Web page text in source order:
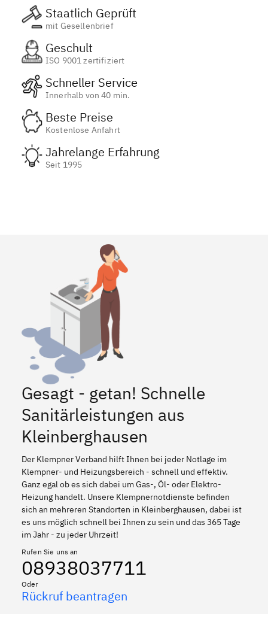
Staatlich Geprüft
mit Gesellenbrief
Geschult
ISO 9001 zertifiziert
Schneller Service
Innerhalb von 40 min.
Beste Preise
Kostenlose Anfahrt
Jahrelange Erfahrung
Seit 1995
Gesagt - getan! Schnelle
Sanitärleistungen aus
Kleinberghausen
Der Klempner Verband hilft Ihnen bei jeder Notlage im
Klempner- und Heizungsbereich - schnell und effektiv.
Ganz egal ob es sich dabei um Gas-, Öl- oder Elektro-
Heizung handelt. Unsere Klempnernotdienste befinden
sich an mehreren Standorten in Kleinberghausen, dabei ist
es uns möglich schnell bei Ihnen zu sein und das 365 Tage
im Jahr - zu jeder Uhrzeit!
Rufen Sie uns an
08938037711
Oder
Rückruf beantragen